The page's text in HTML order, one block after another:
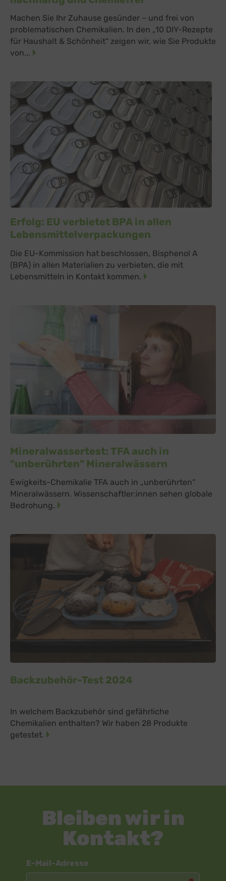
Machen Sie Ihr Zuhause gesünder – und frei von
problematischen Chemikalien. In den „10 DIY-Rezepte
für Haushalt & Schönheit“ zeigen wir, wie Sie Produkte
von...
Erfolg: EU verbietet BPA in allen
Lebensmittelverpackungen
Die EU-Kommission hat beschlossen, Bisphenol A
(BPA) in allen Materialien zu verbieten, die mit
Lebensmitteln in Kontakt kommen.
Mineralwassertest: TFA auch in
"unberührten" Mineralwässern
Ewigkeits-Chemikalie TFA auch in „unberührten“
Mineralwässern. Wissenschaftler:innen sehen globale
Bedrohung.
Backzubehör-Test 2024
In welchem Backzubehör sind gefährliche
Chemikalien enthalten? Wir haben 28 Produkte
getestet.
Bleiben wir in
Kontakt?
E-Mail-Adresse